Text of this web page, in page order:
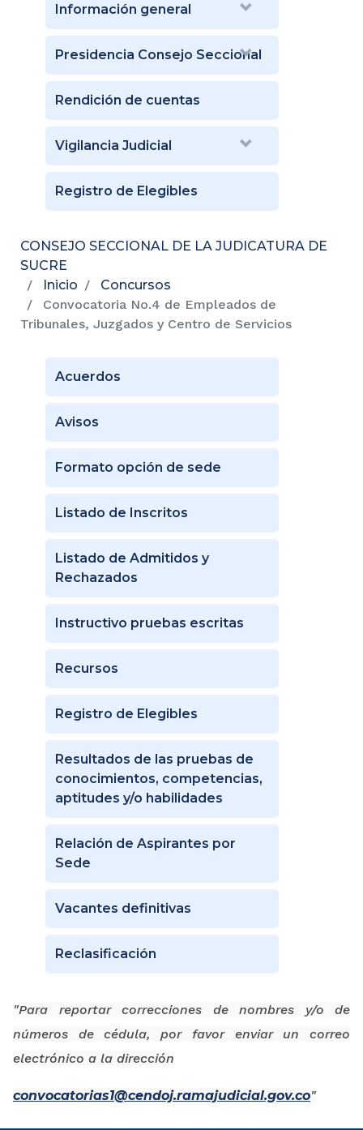
Información general
Presidencia Consejo Seccional
Rendición de cuentas
Vigilancia Judicial
Registro de Elegibles
CONSEJO SECCIONAL DE LA JUDICATURA DE
SUCRE
Inicio
Concursos
Convocatoria No.4 de Empleados de
Tribunales, Juzgados y Centro de Servicios
Acuerdos
Avisos
Formato opción de sede
Listado de Inscritos
Listado de Admitidos y
Rechazados
Instructivo pruebas escritas
Recursos
Registro de Elegibles
Resultados de las pruebas de
conocimientos, competencias,
aptitudes y/o habilidades
Relación de Aspirantes por
Sede
Vacantes definitivas
Reclasificación
"Para reportar correcciones de nombres y/o de
números de cédula, por favor enviar un correo
electrónico a la dirección
convocatorias1@cendoj.ramajudicial.gov.co"